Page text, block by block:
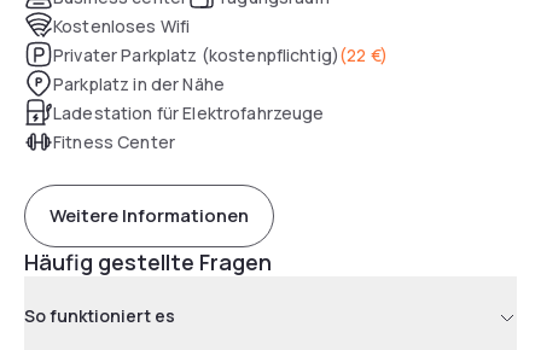
Kostenloses Wifi
Privater Parkplatz (kostenpflichtig)(22 €)
Parkplatz in der Nähe
Ladestation für Elektrofahrzeuge
Fitness Center
Weitere Informationen
Häufig gestellte Fragen
So funktioniert es